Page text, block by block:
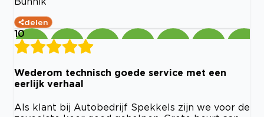
delen
10
Wederom technisch goede service met een
eerlijk verhaal
Als klant bij Autobedrijf Spekkels zijn we voor de